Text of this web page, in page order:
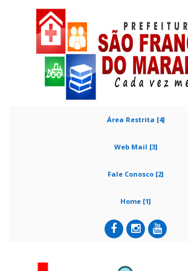
Área Restrita [4]
Web Mail [3]
Fale Conosco [2]
Home [1]